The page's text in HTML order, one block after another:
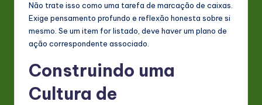
Não trate isso como uma tarefa de marcação de caixas.
Exige pensamento profundo e reflexão honesta sobre si
mesmo. Se um item for listado, deve haver um plano de
ação correspondente associado.
Construindo uma
Cultura de